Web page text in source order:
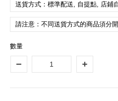
送貨方式：標準配送, 自提點, 店鋪
請注意：不同送貨方式的商品須分
數量